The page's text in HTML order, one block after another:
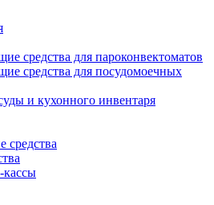
средства для пароконвектоматов
средства для посудомоечных
и кухонного инвентаря
средства
кассы